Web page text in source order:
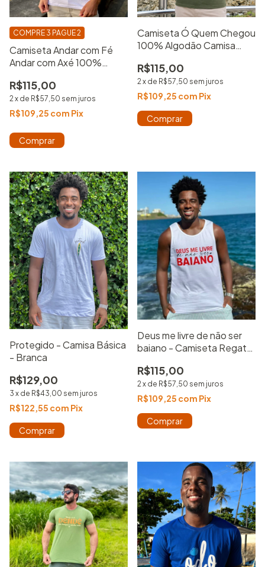
Camiseta Andar com Fé
Andar com Axé 100%
Estampada
R$115,00
2 x de R$57,50 sem juros
COMPRE 3 PAGUE 2
R$109,25 com Pix
Comprar
Camiseta Ó Quem Chegou
100% Algodão Camisa
R$115,00
2 x de R$57,50 sem juros
R$109,25 com Pix
Comprar
Protegido - Camisa Básica
- Branca
R$129,00
3 x de R$43,00 sem juros
R$122,55 com Pix
Comprar
Deus me livre de não ser
baiano - Camiseta Regata
R$115,00
2 x de R$57,50 sem juros
R$109,25 com Pix
Comprar